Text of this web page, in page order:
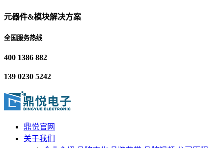
元器件&模块解决方案
全国服务热线
400 1386 882
139 0230 5242
鼎悦官网
关于我们